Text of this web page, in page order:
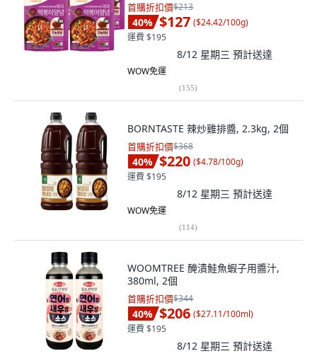
首購折扣價$213
40% $127 ($24.42/100g)
運費 $195
8/12 星期三 預計送達
WOW免運
(155)
BORNTASTE 辣炒雞排醬, 2.3kg, 2個
首購折扣價$368
40% $220 ($4.78/100g)
運費 $195
8/12 星期三 預計送達
WOW免運
(114)
WOOMTREE 醃漬鮭魚蝦子用醬汁,
380ml, 2個
首購折扣價$344
40% $206 ($27.11/100ml)
運費 $195
8/12 星期三 預計送達